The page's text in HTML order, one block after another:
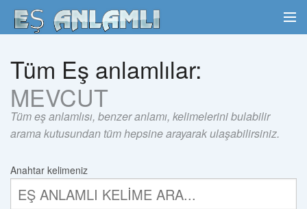
Tüm Eş anlamlılar:
MEVCUT
Tüm eş anlamlısı, benzer anlamı, kelimelerini bulabilir
arama kutusundan tüm hepsine arayarak ulaşabilirsiniz.
Anahtar kelimeniz